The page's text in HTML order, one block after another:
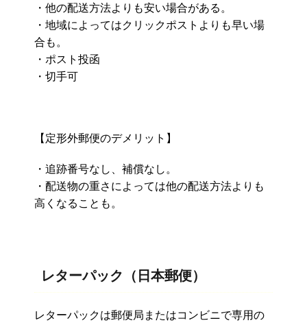
・他の配送方法よりも安い場合がある。
・地域によってはクリックポストよりも早い場
合も。
・ポスト投函
・切手可
【定形外郵便のデメリット】
・追跡番号なし、補償なし。
・配送物の重さによっては他の配送方法よりも
高くなることも。
レターパック（日本郵便）
レターパックは郵便局またはコンビニで専用の